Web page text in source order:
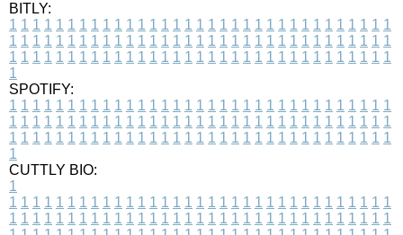
BITLY:
1 1 1 1 1 1 1 1 1 1 1 1 1 1 1 1 1 1 1 1 1 1 1 1 1 1 1 1 1 1 1 1 1
1 1 1 1 1 1 1 1 1 1 1 1 1 1 1 1 1 1 1 1 1 1 1 1 1 1 1 1 1 1 1 1 1
1 1 1 1 1 1 1 1 1 1 1 1 1 1 1 1 1 1 1 1 1 1 1 1 1 1 1 1 1 1 1 1 1
1
SPOTIFY:
1 1 1 1 1 1 1 1 1 1 1 1 1 1 1 1 1 1 1 1 1 1 1 1 1 1 1 1 1 1 1 1 1
1 1 1 1 1 1 1 1 1 1 1 1 1 1 1 1 1 1 1 1 1 1 1 1 1 1 1 1 1 1 1 1 1
1 1 1 1 1 1 1 1 1 1 1 1 1 1 1 1 1 1 1 1 1 1 1 1 1 1 1 1 1 1 1 1 1
1
CUTTLY BIO:
1
1 1 1 1 1 1 1 1 1 1 1 1 1 1 1 1 1 1 1 1 1 1 1 1 1 1 1 1 1 1 1 1 1
1 1 1 1 1 1 1 1 1 1 1 1 1 1 1 1 1 1 1 1 1 1 1 1 1 1 1 1 1 1 1 1 1